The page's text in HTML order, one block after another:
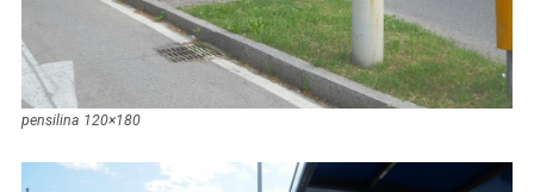
pensilina 120×180